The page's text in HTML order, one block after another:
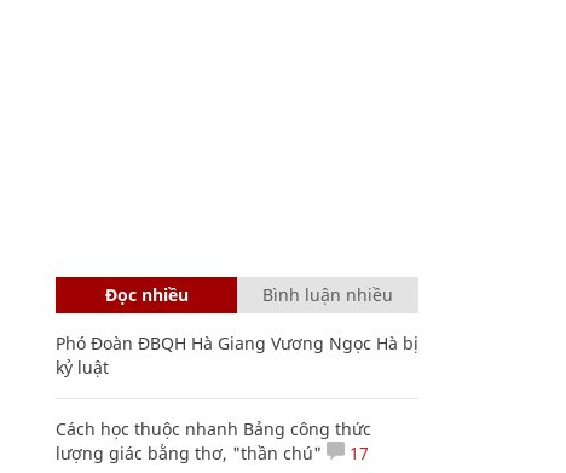
Đọc nhiều Bình luận nhiều
Phó Đoàn ĐBQH Hà Giang Vương Ngọc Hà bị
kỷ luật
Cách học thuộc nhanh Bảng công thức
lượng giác bằng thơ, "thần chú"
17